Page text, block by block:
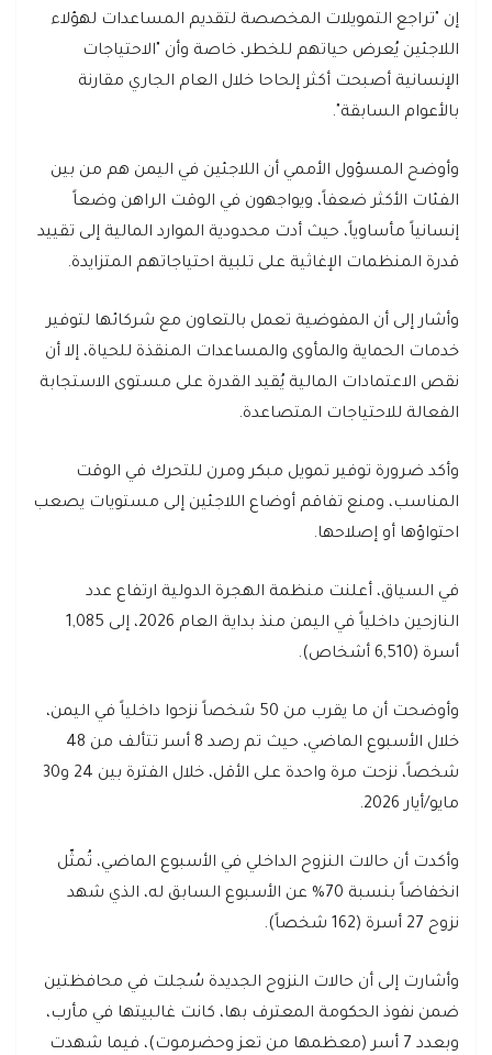
إن "تراجع التمويلات المخصصة لتقديم المساعدات لهؤلاء
اللاجئين يُعرض حياتهم للخطر، خاصة وأن "الاحتياجات
الإنسانية أصبحت أكثر إلحاحا خلال العام الجاري مقارنة
بالأعوام السابقة".
وأوضح المسؤول الأممي أن اللاجئين في اليمن هم من بين
الفئات الأكثر ضعفاً، ويواجهون في الوقت الراهن وضعاً
إنسانياً مأساوياً، حيث أدت محدودية الموارد المالية إلى تقييد
قدرة المنظمات الإغاثية على تلبية احتياجاتهم المتزايدة.
وأشار إلى أن المفوضية تعمل بالتعاون مع شركائها لتوفير
خدمات الحماية والمأوى والمساعدات المنقذة للحياة، إلا أن
نقص الاعتمادات المالية يُقيد القدرة على مستوى الاستجابة
الفعالة للاحتياجات المتصاعدة.
وأكد ضرورة توفير تمويل مبكر ومرن للتحرك في الوقت
المناسب، ومنع تفاقم أوضاع اللاجئين إلى مستويات يصعب
احتواؤها أو إصلاحها.
في السياق، أعلنت منظمة الهجرة الدولية ارتفاع عدد
النازحين داخلياً في اليمن منذ بداية العام 2026، إلى 1,085
أسرة (6,510 أشخاص).
وأوضحت أن ما يقرب من 50 شخصاً نزحوا داخلياً في اليمن،
خلال الأسبوع الماضي، حيث تم رصد 8 أسر تتألف من 48
شخصاً، نزحت مرة واحدة على الأقل، خلال الفترة بين 24 و30
مايو/أيار 2026.
وأكدت أن حالات النزوح الداخلي في الأسبوع الماضي، تُمثّل
انخفاضاً بنسبة 70% عن الأسبوع السابق له، الذي شهد
نزوح 27 أسرة (162 شخصاً).
وأشارت إلى أن حالات النزوح الجديدة سُجلت في محافظتين
ضمن نفوذ الحكومة المعترف بها، كانت غالبيتها في مأرب،
وبعدد 7 أسر (معظمها من تعز وحضرموت)، فيما شهدت